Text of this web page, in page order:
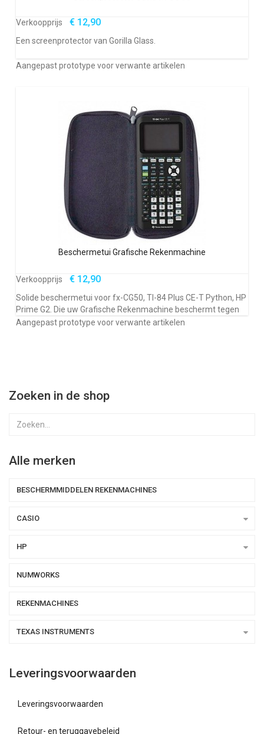
Verkoopprijs € 12,90
Een screenprotector van Gorilla Glass.
Aangepast prototype voor verwante artikelen
Beschermetui Grafische Rekenmachine
Verkoopprijs € 12,90
Solide beschermetui voor fx-CG50, TI-84 Plus CE-T Python, HP
Prime G2. Die uw Grafische Rekenmachine beschermt tegen
beschadigingen met extra vak voor passer, geodriehoek etc.
Aangepast prototype voor verwante artikelen
Zoeken in de shop
Alle merken
BESCHERMMIDDELEN REKENMACHINES
CASIO
HP
NUMWORKS
REKENMACHINES
TEXAS INSTRUMENTS
Leveringsvoorwaarden
Leveringsvoorwaarden
Retour- en teruggavebeleid